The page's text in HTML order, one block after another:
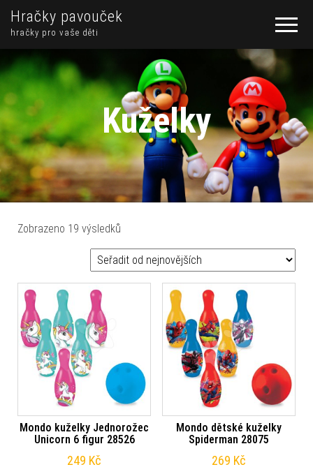
Hračky pavouček
hračky pro vaše děti
Kuželky
Zobrazeno 19 výsledků
Mondo kuželky Jednorožec
Unicorn 6 figur 28526
249 Kč
Mondo dětské kuželky
Spiderman 28075
269 Kč